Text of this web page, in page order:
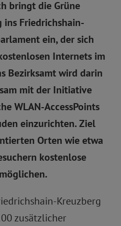
bringt die Grüne
Friedrichshain-
ein, der sich
Internets im
Bezirksamt wird darin
mit der Initiative
WLAN-AccessPoints
einzurichten. Ziel
Orten wie etwa
kostenlose
Kreuzberg
zusätzlicher